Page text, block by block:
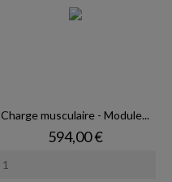
Charge musculaire - Module...
Prix
594,00 €